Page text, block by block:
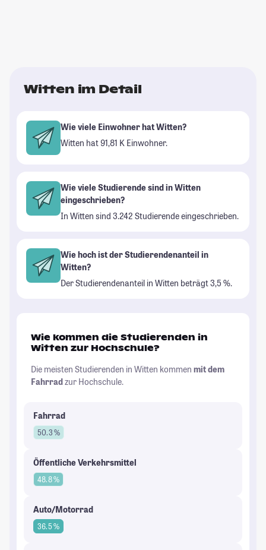
Witten im Detail
Wie viele Einwohner hat Witten?
Witten hat 91,81 K Einwohner.
Wie viele Studierende sind in Witten
eingeschrieben?
In Witten sind 3.242 Studierende eingeschrieben.
Wie hoch ist der Studierendenanteil in
Witten?
Der Studierendenanteil in Witten beträgt 3,5 %.
Wie kommen die Studierenden in
Witten zur Hochschule?
Die meisten Studierenden in Witten kommen mit dem
Fahrradzur Hochschule.
Fahrrad
50.3 %
Öffentliche Verkehrsmittel
48.8 %
Auto/Motorrad
36.5 %